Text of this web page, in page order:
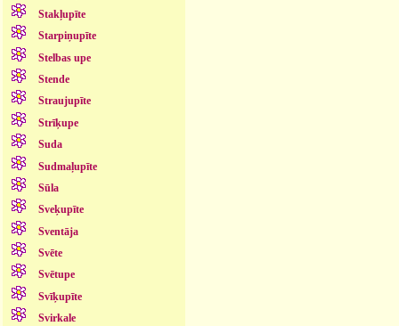
Stakļupīte
Starpiņupīte
Stelbas upe
Stende
Straujupīte
Strīķupe
Suda
Sudmaļupīte
Sūla
Sveķupīte
Sventāja
Svēte
Svētupe
Svīķupīte
Svirkale